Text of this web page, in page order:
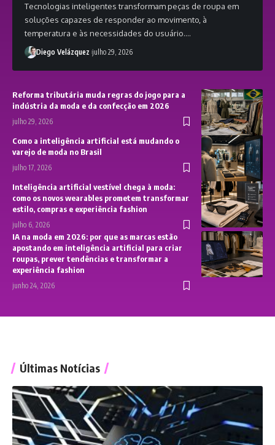
Tecnologias inteligentes transformam peças de roupa em
soluções capazes de responder ao movimento, à
temperatura e às necessidades do usuário.…
Diego Velázquez julho 29, 2026
Reforma tributária muda regras do jogo para a
indústria da moda e da confecção em 2026
julho 29, 2026
Como a inteligência artificial está mudando o
varejo de moda no Brasil
julho 17, 2026
Inteligência artificial vestível chega à moda:
como os novos wearables prometem transformar
estilo, compras e experiência fashion
julho 6, 2026
IA na moda em 2026: por que as marcas estão
apostando em inteligência artificial para criar
roupas, prever tendências e transformar a
experiência fashion
junho 24, 2026
Últimas Notícias